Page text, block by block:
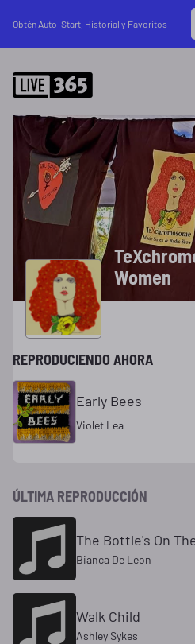
Obtén Auto-Start, Historial y Favoritos
Women
REPRODUCIENDO AHORA
Early Bees
Violet Lea
ÚLTIMA REPRODUCCIÓN
The Bottle's On
Bianca De Leon
Walk Child
Ashley Sykes